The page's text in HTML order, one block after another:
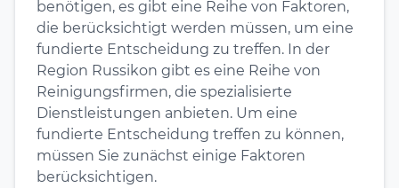
benötigen, es gibt eine Reihe von Faktoren,
die berücksichtigt werden müssen, um eine
fundierte Entscheidung zu treffen. In der
Region Russikon gibt es eine Reihe von
Reinigungsfirmen, die spezialisierte
Dienstleistungen anbieten. Um eine
fundierte Entscheidung treffen zu können,
müssen Sie zunächst einige Faktoren
berücksichtigen.